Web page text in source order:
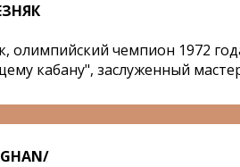
олимпийский чемпион 1972
кабану", заслуженный